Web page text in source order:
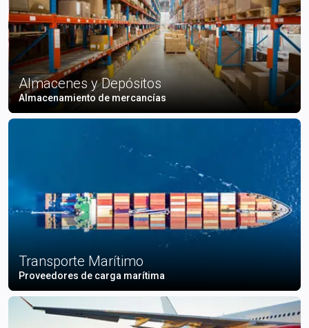
Almacenes y Depósitos
Almacenamiento de mercancías
Transporte Marítimo
Proveedores de carga marítima